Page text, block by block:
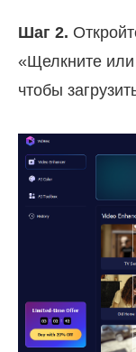
Шаг 2.
«Щелкните
чтобы